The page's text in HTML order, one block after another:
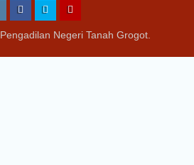
Pengadilan Negeri Tanah Grogot.